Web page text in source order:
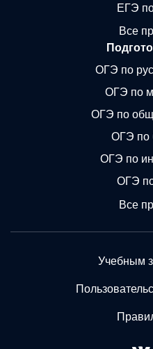
ЕГЭ
Все
ОГЭ по
ОГЭ по
ОГЭ по
ОГЭ по
ОГЭ по
ОГЭ
Все
Учебным